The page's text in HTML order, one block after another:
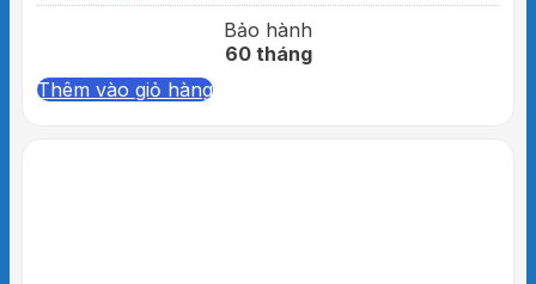
Bảo hành
60 tháng
Thêm vào giỏ hàng